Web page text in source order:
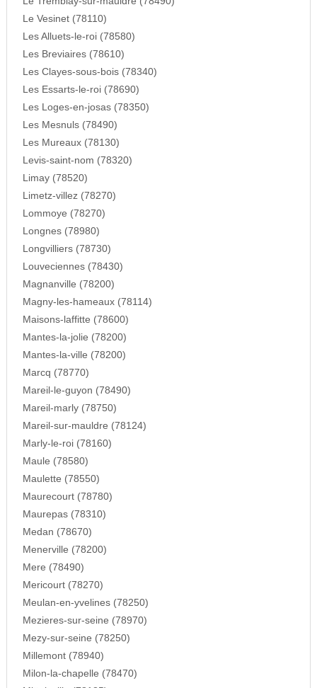
Le Vesinet (78110)
Les Alluets-le-roi (78580)
Les Breviaires (78610)
Les Clayes-sous-bois (78340)
Les Essarts-le-roi (78690)
Les Loges-en-josas (78350)
Les Mesnuls (78490)
Les Mureaux (78130)
Levis-saint-nom (78320)
Limay (78520)
Limetz-villez (78270)
Lommoye (78270)
Longnes (78980)
Longvilliers (78730)
Louveciennes (78430)
Magnanville (78200)
Magny-les-hameaux (78114)
Maisons-laffitte (78600)
Mantes-la-jolie (78200)
Mantes-la-ville (78200)
Marcq (78770)
Mareil-le-guyon (78490)
Mareil-marly (78750)
Mareil-sur-mauldre (78124)
Marly-le-roi (78160)
Maule (78580)
Maulette (78550)
Maurecourt (78780)
Maurepas (78310)
Medan (78670)
Menerville (78200)
Mere (78490)
Mericourt (78270)
Meulan-en-yvelines (78250)
Mezieres-sur-seine (78970)
Mezy-sur-seine (78250)
Millemont (78940)
Milon-la-chapelle (78470)